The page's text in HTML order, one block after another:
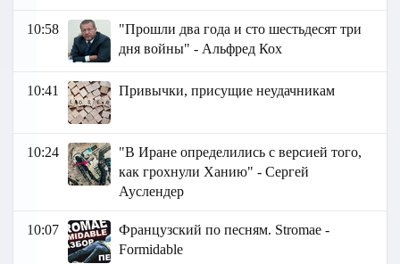
10:58
"Прошли два года и сто шестьдесят три
дня войны" - Альфред Кох
10:41 Привычки, присущие неудачникам
10:24
"В Иране определились с версией того,
как грохнули Ханию" - Сергей
Ауслендер
10:07
Французский по песням. Stromae -
Formidable